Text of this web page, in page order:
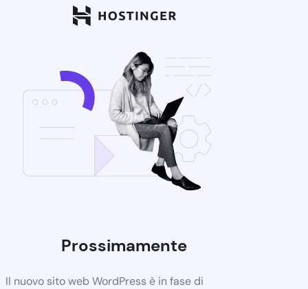
Prossimamente
Il nuovo sito web WordPress è in fase di